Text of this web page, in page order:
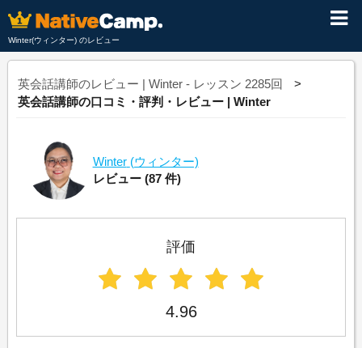
Winter(ウィンター) のレビュー
英会話講師のレビュー | Winter - レッスン 2285回
英会話講師の口コミ・評判・レビュー | Winter
Winter (ウィンター)
レビュー (87 件)
評価
4.96